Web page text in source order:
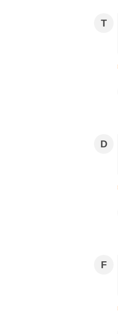
T
D
F